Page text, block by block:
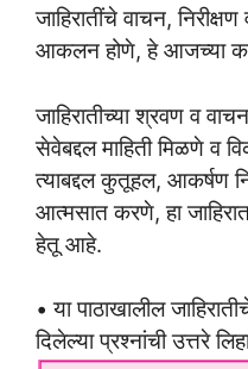
जाहिरातींचे वाचन,
आकलन होणे, हे आजच्या
जाहिरातीच्या श्रवण व
सेवेबद्दल माहिती मिळणे व
त्याबद्दल कुतूहल, आकर्षण
आत्मसात करणे, हा
हेतू आहे.
• या पाठाखालील
दिलेल्या प्रश्नांची उत्तरे